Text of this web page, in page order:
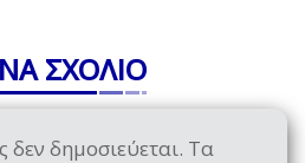
ΣΧΟΛΙΟ
δημοσιεύεται. Τα